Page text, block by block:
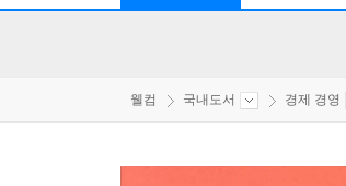
웰컴 국내도서 경제 경영